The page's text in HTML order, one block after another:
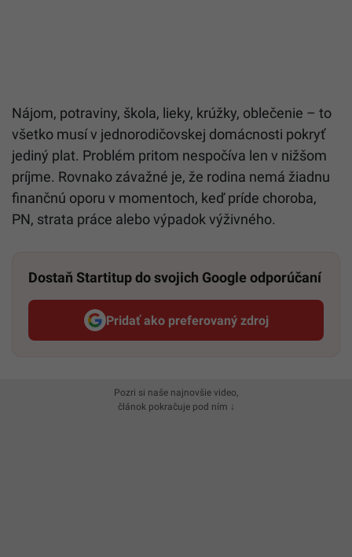
Nájom, potraviny, škola, lieky, krúžky, oblečenie – to
všetko musí v jednorodičovskej domácnosti pokryť
jediný plat. Problém pritom nespočíva len v nižšom
príjme. Rovnako závažné je, že rodina nemá žiadnu
finančnú oporu v momentoch, keď príde choroba,
PN, strata práce alebo výpadok výživného.
Dostaň Startitup do svojich Google odporúčaní
Pridať ako preferovaný zdroj
Startitup, odkaz sa otvorí v
Pozri si naše najnovšie video,
článok pokračuje pod ním ↓